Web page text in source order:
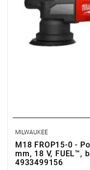
MILWAUKEE
M18 FROP15-0 -
mm, 18 V, FUEL™,
4933499156